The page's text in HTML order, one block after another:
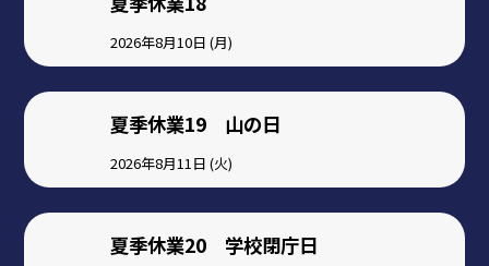
2026年8月10日 (月)
夏季休業19 山の日
2026年8月11日 (火)
夏季休業20 学校閉庁日